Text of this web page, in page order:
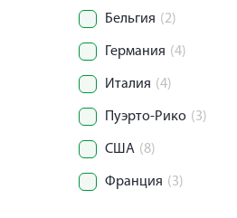
Бельгия (2)
Германия (4)
Италия (4)
Пуэрто-Рико (3)
США (8)
Франция (3)